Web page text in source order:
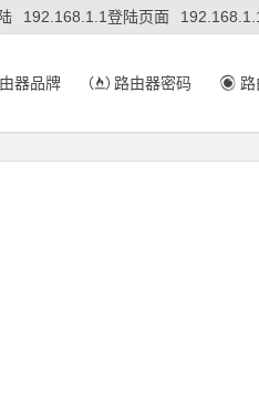
192.168.1.1登陆页面
器品牌 路由器密码